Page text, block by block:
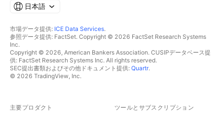
日本語
市場データ提供: ICE Data Services.
参照データ提供: FactSet. Copyright © 2026 FactSet Research Systems
Inc.
Copyright © 2026, American Bankers Association. CUSIPデータベース提
供: FactSet Research Systems Inc. All rights reserved.
SEC提出書類およびその他ドキュメント提供: Quartr.
© 2026 TradingView, Inc.
主要プロダクト ツールとサブスクリプション